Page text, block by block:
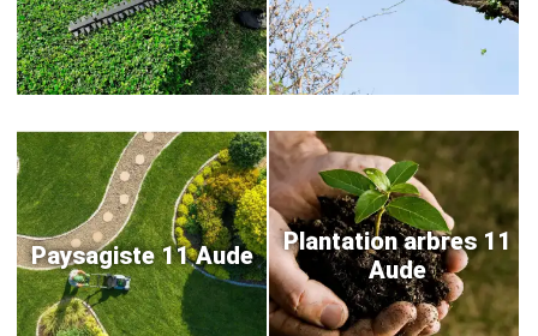
Paysagiste 11 Aude
Plantation arbres 11
Aude